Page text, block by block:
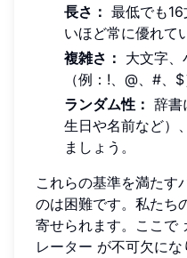
長さ： 最低でも
いほど常に優れて
複雑さ： 大文字
（例：!、@、#、
ランダム性： 辞書
生日や名前など）
ましょう。
これらの基準を満たす
のは困難です。私たち
寄せられます。ここで
レーター が不可欠にな